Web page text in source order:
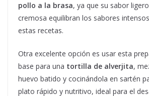
pollo a la brasa, ya que su sabor
cremosa equilibran los sabores
estas recetas.
Otra excelente opción es usar esta
base para una tortilla de alverjita,
huevo batido y cocinándola en sartén
plato rápido y nutritivo, ideal para el